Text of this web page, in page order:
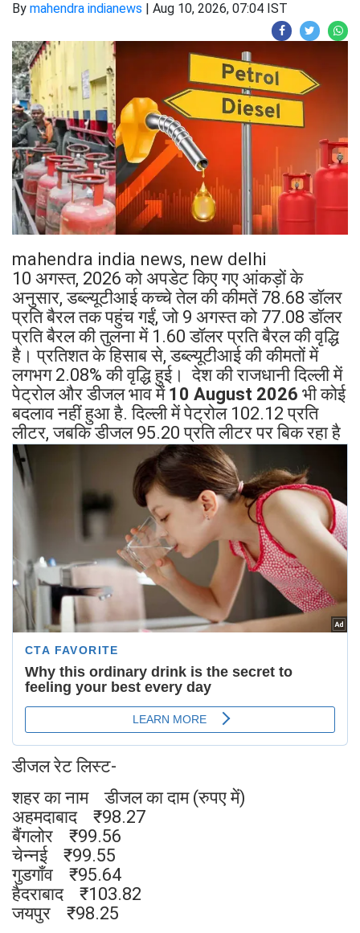
By mahendra indianews Aug 10, 2026, 07:04 IST
mahendra india news, new delhi
10 अगस्त, 2026 को अपडेट किए गए आंकड़ों के
अनुसार, डब्ल्यूटीआई कच्चे तेल की कीमतें 78.68 डॉलर
प्रति बैरल तक पहुंच गईं, जो 9 अगस्त को 77.08 डॉलर
प्रति बैरल की तुलना में 1.60 डॉलर प्रति बैरल की वृद्धि
है। प्रतिशत के हिसाब से, डब्ल्यूटीआई की कीमतों में
लगभग 2.08% की वृद्धि हुई। देश की राजधानी दिल्ली में
पेट्रोल और डीजल भाव में 10 August 2026 भी कोई
बदलाव नहीं हुआ है. दिल्ली में पेट्रोल 102.12 प्रति
लीटर, जबकि डीजल 95.20 प्रति लीटर पर बिक रहा है
डीजल रेट लिस्ट-
शहर का नाम डीजल का दाम (रुपए में)
अहमदाबाद ₹98.27
बैंगलोर ₹99.56
चेन्नई ₹99.55
गुडगाँव ₹95.64
हैदराबाद ₹103.82
जयपुर ₹98.25